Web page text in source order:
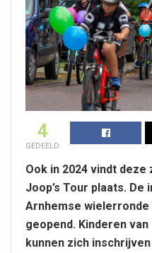
4
GEDEELD
Ook in 2024 vindt
Joop’s Tour plaats.
Arnhemse
geopend. Kinderen
kunnen zich